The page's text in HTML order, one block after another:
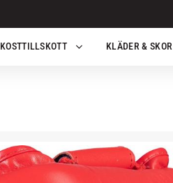
KOSTTILLSKOTT KLÄDER & SKOR